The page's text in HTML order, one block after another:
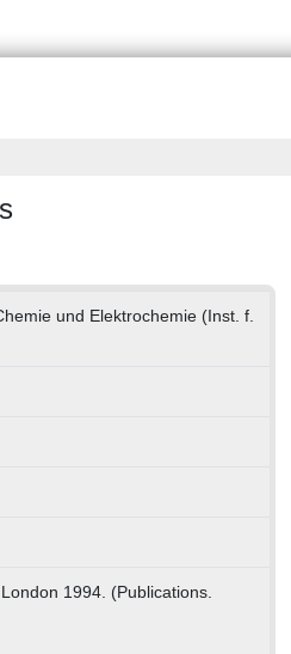
und Elektrochemie (Inst. f.
1994. (Publications.